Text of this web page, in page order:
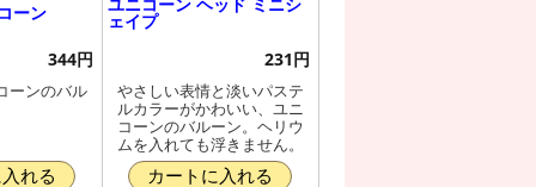
ーン
344円
ーンのバル
れる
ェイプ
231円
やさしい表情と淡いパステ
ルカラーがかわいい、ユニ
コーンのバルーン。ヘリウ
ムを入れても浮きません。
カートに入れる